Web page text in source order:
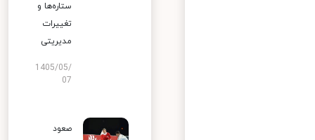
ستاره‌ها و
تغییرات
مدیریتی
1405/05/
07
صعود